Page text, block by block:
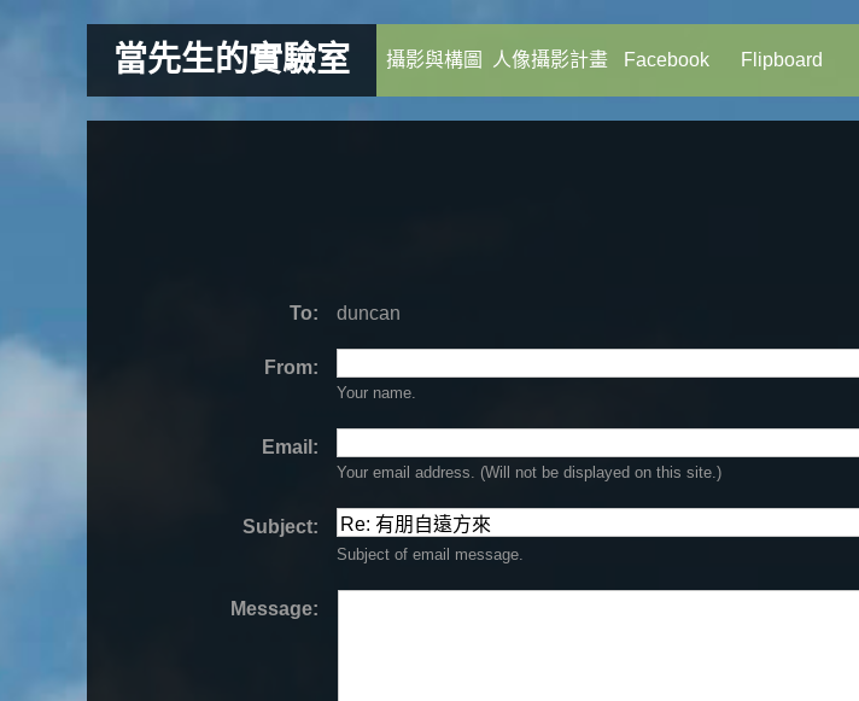
當先生的實驗室 攝影與構圖 人像攝影計畫 Facebook Flipboard
To: duncan
From:
Your name.
Email:
Your email address. (Will not be displayed on this site.)
Subject:
Subject of email message.
Message: